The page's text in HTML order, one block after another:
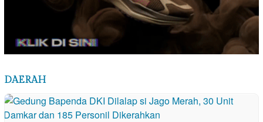
DAERAH